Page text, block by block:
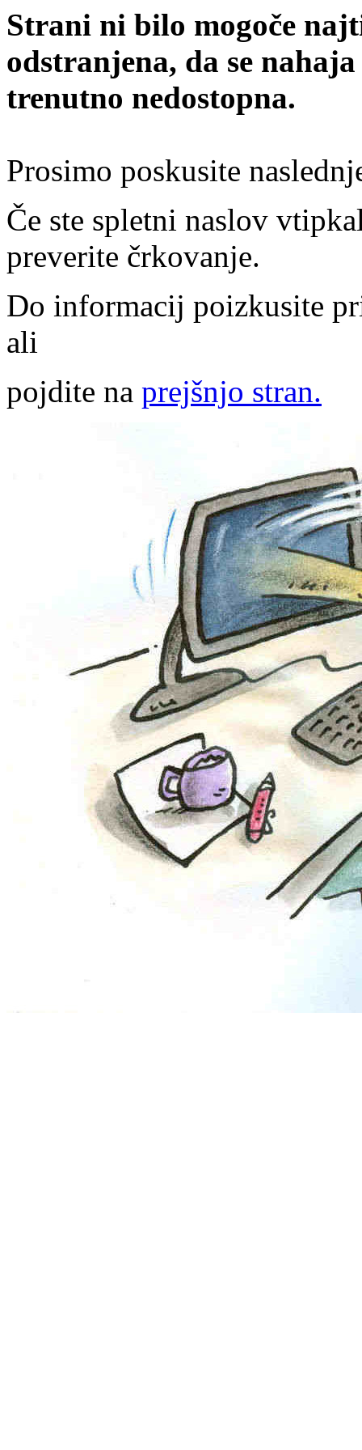
Strani ni bilo mogoče
odstranjena, da se
trenutno nedostopna.
Prosimo poskusite
Če ste spletni naslov
preverite črkovanje.
Do informacij poizkusite
ali
pojdite na prejšnjo stran.